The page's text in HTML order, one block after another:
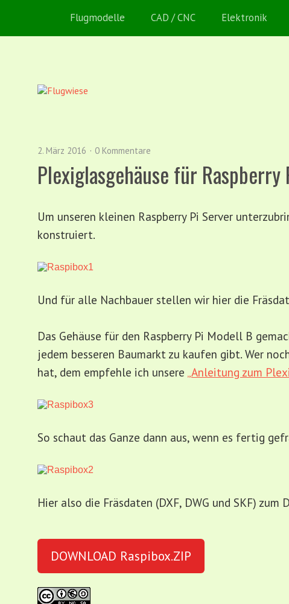
Flugmodelle CAD / CNC Elektronik
2. März 2016 0 Kommentare
Plexiglasgehäuse für Raspberry
Um unseren kleinen Raspberry Pi Server
konstruiert.
Und für alle Nachbauer stellen wir hier die
Das Gehäuse für den Raspberry Pi Modell B
jedem besseren Baumarkt zu kaufen gibt. Wer
hat, dem empfehle ich unsere „Anleitung zum
So schaut das Ganze dann aus, wenn es fertig
Hier also die Fräsdaten (DXF, DWG und SKF) zum
DOWNLOAD Raspibox.ZIP